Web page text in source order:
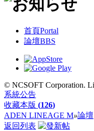
首頁Portal
論壇BBS
© NCSOFT Corporation.
系統公告
收藏本版 (126)
ADEN LINEAGE M»論壇
返回列表